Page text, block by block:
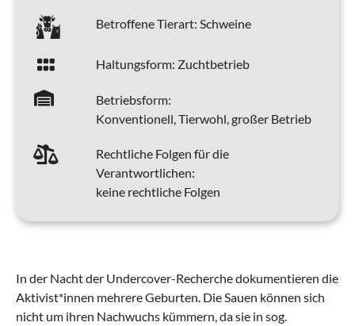
Betroffene Tierart: Schweine
Haltungsform: Zuchtbetrieb
Betriebsform:
Konventionell, Tierwohl, großer Betrieb
Rechtliche Folgen für die
Verantwortlichen:
keine rechtliche Folgen
In der Nacht der Undercover-Recherche dokumentieren die
Aktivist*innen mehrere Geburten. Die Sauen können sich
nicht um ihren Nachwuchs kümmern, da sie in sog.